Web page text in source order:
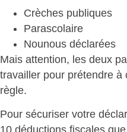
Crèches publiques
Parascolaire
Nounous déclarées
Mais attention, les deux
travailler pour prétendre à
règle.
Pour sécuriser votre